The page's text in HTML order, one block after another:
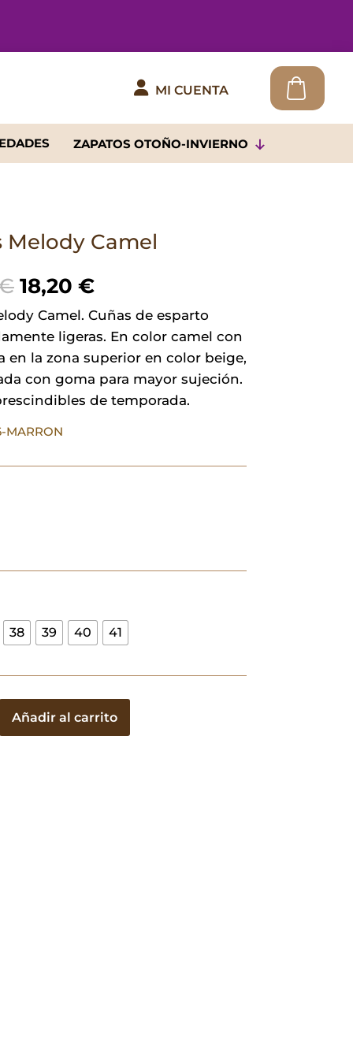
 MI CUENTA
ZAPATOS OTOÑO-INVIERNO
Melody Camel
El
precio
original
era:
26,00 €.
18,20 €El
precio
actual
es:
18,20 €.
Camel. Cuñas de esparto
ligeras. En color camel con
en la zona superior en color beige,
con goma para mayor sujeción.
de temporada.
MARRON
38 39 40 41
Añadir al carrito